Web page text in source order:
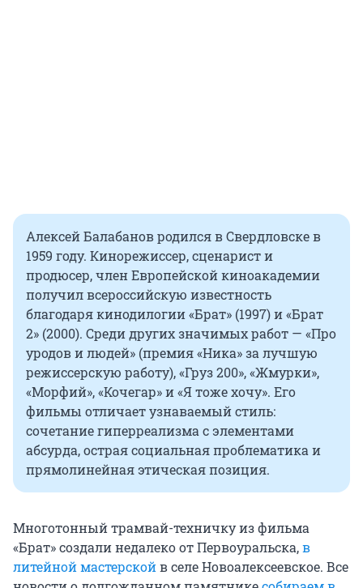
Алексей Балабанов родился в Свердловске в
1959 году. Кинорежиссер, сценарист и
продюсер, член Европейской киноакадемии
получил всероссийскую известность
благодаря кинодилогии «Брат» (1997) и «Брат
2» (2000). Среди других значимых работ — «Про
уродов и людей» (премия «Ника» за лучшую
режиссерскую работу), «Груз 200», «Жмурки»,
«Морфий», «Кочегар» и «Я тоже хочу». Его
фильмы отличает узнаваемый стиль:
сочетание гиперреализма с элементами
абсурда, острая социальная проблематика и
прямолинейная этическая позиция.
Многотонный трамвай-техничку из фильма
«Брат» создали недалеко от Первоуральска,в
литейной мастерскойв селе Новоалексеевское. Все